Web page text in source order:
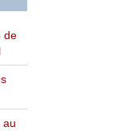
de
au